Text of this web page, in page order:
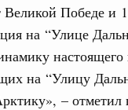
Великой Победе и
на “Улице
на “Улицу
– отметил
среда
заказчик»
более